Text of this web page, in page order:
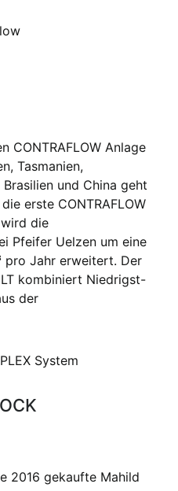
CONTRAFLOW Anlage
Tasmanien,
und China geht
erste CONTRAFLOW
die
Pfeifer Uelzen um eine
pro Jahr erweitert. Der
kombiniert Niedrigst-
der
2016 gekaufte Mahild